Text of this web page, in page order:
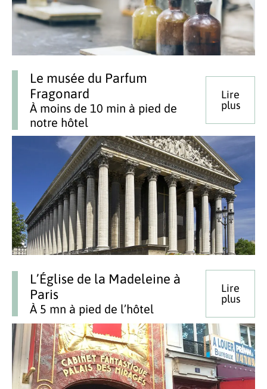
Le musée du Parfum
Fragonard
À moins de 10 min à pied de
notre hôtel
Lire
plus
L’Église de la Madeleine à
Paris
À 5 mn à pied de l’hôtel
Lire
plus